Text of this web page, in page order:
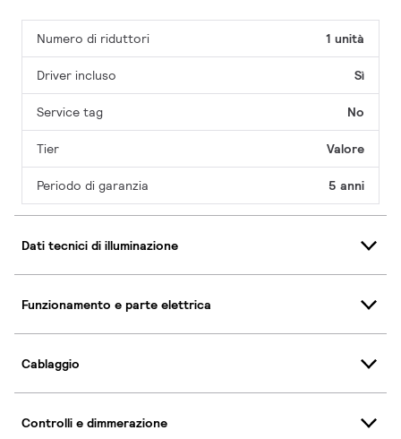
Numero di riduttori 1 unità
Driver incluso Sì
Service tag No
Tier Valore
Periodo di garanzia 5 anni
Dati tecnici di illuminazione
Funzionamento e parte elettrica
Cablaggio
Controlli e dimmerazione